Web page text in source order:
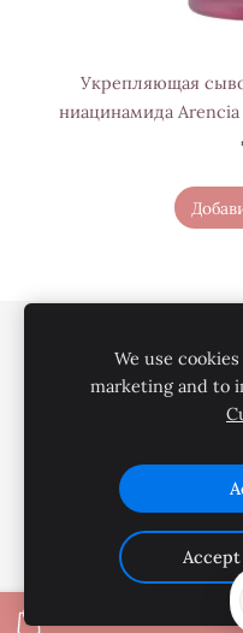
Укрепляющая
ниацинамида
Условия покупки
Контакты
We use
marketing and to